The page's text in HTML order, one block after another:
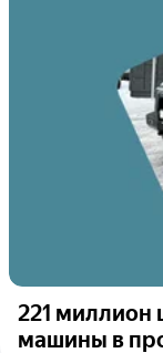
221 миллион
машины в